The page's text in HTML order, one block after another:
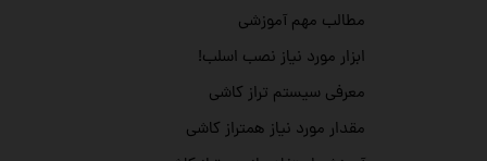
مطالب مهم آموزشی
ابزار مورد نیاز نصب اسلب!
معرفی سیستم تراز کاشی
مقدار مورد نیاز همتراز کاشی